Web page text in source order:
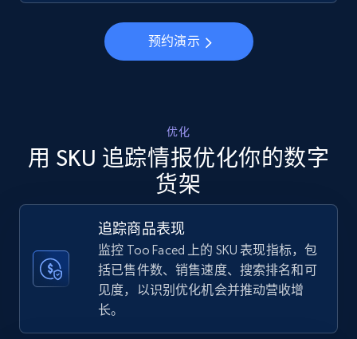
more.
立即开始
Walmart - products - Discover products by
using sku numbers
URL, Final price, Sku, Currency, Gtin,
Specifications, Image urls, Top reviews, and
more.
5.6K+ 876+ 立即开始
TikTok Shop
预约演示
优化
用 SKU 追踪情报优化你的数字
货架
追踪商品表现
监控 Too Faced 上的 SKU 表现指标，包
括已售件数、销售速度、搜索排名和可
见度，以识别优化机会并推动营收增
长。